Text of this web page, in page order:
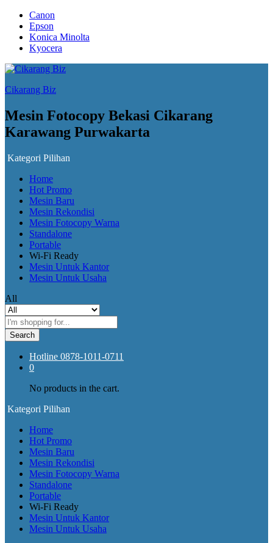
Canon
Epson
Konica Minolta
Kyocera
Cikarang Biz
Mesin Fotocopy Bekasi Cikarang
Karawang Purwakarta
Kategori Pilihan
Home
Hot Promo
Mesin Baru
Mesin Rekondisi
Mesin Fotocopy Warna
Standalone
Portable
Wi-Fi Ready
Mesin Untuk Kantor
Mesin Untuk Usaha
All
Search
Hotline 0878-1011-0711
0
No products in the cart.
Kategori Pilihan
Home
Hot Promo
Mesin Baru
Mesin Rekondisi
Mesin Fotocopy Warna
Standalone
Portable
Wi-Fi Ready
Mesin Untuk Kantor
Mesin Untuk Usaha